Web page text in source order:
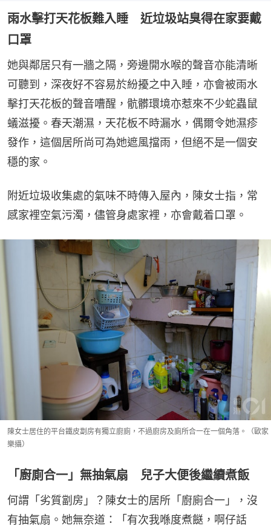
雨水擊打天花板難入睡 近垃圾站臭得在家要戴
口罩
她與鄰居只有一牆之隔，旁邊開水喉的聲音亦能清晰
可聽到，深夜好不容易於紛擾之中入睡，亦會被雨水
擊打天花板的聲音嘈醒，骯髒環境亦惹來不少蛇蟲鼠
蟻滋擾。春天潮濕，天花板不時漏水，偶爾令她濕疹
發作，這個居所尚可為她遮風擋雨，但絕不是一個安
穩的家。
附近垃圾收集處的氣味不時傳入屋內，陳女士指，常
感家裡空氣污濁，儘管身處家裡，亦會戴着口罩。
陳女士居住的平台鐵皮劏房有獨立廚廁，不過廚房及廁所合一在一個角落。（歐家
樂攝）
「廚廁合一」無抽氣扇 兒子大便後繼續煮飯
何謂「劣質劏房」？陳女士的居所「廚廁合一」，沒
有抽氣扇。她無奈道：「有次我喺度煮餸，啊仔話